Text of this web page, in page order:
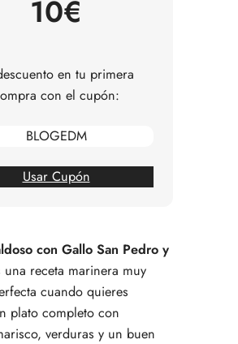
si no tienes Gallo San Pedro
al preparar arroz caldoso de
frecuentes sobre arroz caldoso con
10€
en tu primera
con el cupón:
BLOGEDM
Usar Cupón
con Gallo San Pedro y
una receta marinera muy
cuando quieres
plato completo con
verduras y un buen